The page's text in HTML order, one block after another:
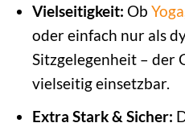
Vielseitigkeit: Ob Yoga
oder einfach nur als
Sitzgelegenheit – der
vielseitig einsetzbar.
Extra Stark & Sicher: